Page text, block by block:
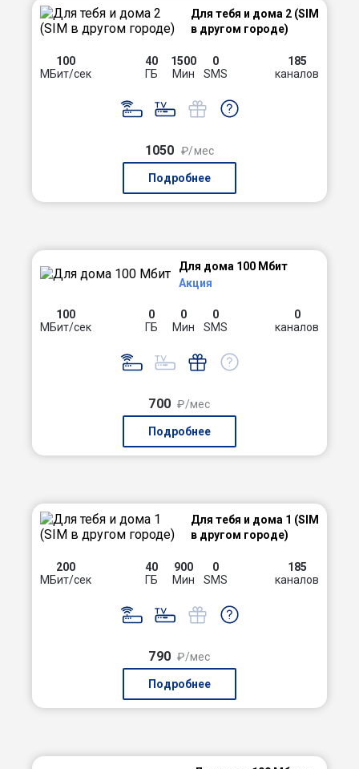
Для тебя и дома 2 (SIM
в другом городе)
100
МБит/сек
40
ГБ
1500
Мин
0
SMS
185
каналов
1050 ₽/мес
Подробнее
Для дома 100 Мбит
Акция
100
МБит/сек
0
ГБ
0
Мин
0
SMS
0
каналов
700 ₽/мес
Подробнее
Для тебя и дома 1 (SIM
в другом городе)
200
МБит/сек
40
ГБ
900
Мин
0
SMS
185
каналов
790 ₽/мес
Подробнее